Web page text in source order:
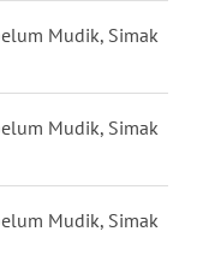
Mudik, Simak
Mudik, Simak
Mudik, Simak